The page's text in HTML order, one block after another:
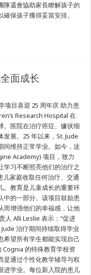
隊還會協助家長瞭解孩子的
保孩子獲得妥當安排。
面成长
项目喜迎 25 周年庆 助力患
Research Hospital 在
。医院在治疗癌症、镰状细
展。25 年以来，St. Jude
间维持正常学业。如今，这
Academy) 项目，致力
学习不断照亮他们的治疗之
儿家庭收取任何治疗、交通
。教育是儿童成长的重要环
中的一部分。该项目鼓励患
而增强他们的幸福感，让他
人 Alli Leslie 表示：“促进
治疗期间持续取得学业
希望所有学生都能实现自己
Cognia 的特殊教育学校资
是通过个性化教学辅导与权
进学业。每位新入院的患儿